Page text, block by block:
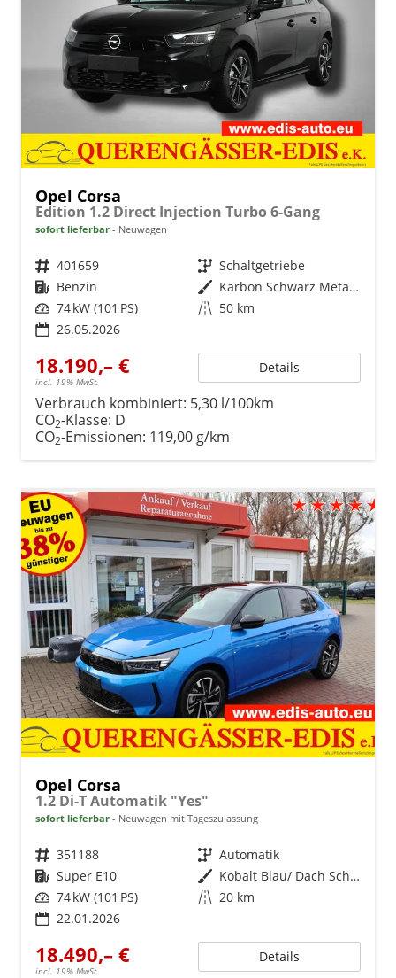
Opel Corsa
Edition 1.2 Direct Injection Turbo 6-Gang
sofort lieferbar Neuwagen
Fahrzeugnr. 401659 Getriebe Schaltgetriebe
Kraftstoff Benzin Außenfarbe
Karbon Schwarz Metallic
Leistung 74 kW (101 PS) Kilometerstand 50 km
26.05.2026
18.190,– €
incl. 19% MwSt.
Details
Verbrauch kombiniert: 5,30 l/100km
CO2-Klasse: D
CO2-Emissionen: 119,00 g/km
Opel Corsa
1.2 Di-T Automatik "Yes"
sofort lieferbar Neuwagen mit Tageszulassung
Fahrzeugnr. 351188 Getriebe Automatik
Kraftstoff Super E10 Außenfarbe
Kobalt Blau/ Dach Schwarz
Leistung 74 kW (101 PS) Kilometerstand 20 km
22.01.2026
18.490,– €
incl. 19% MwSt.
Details